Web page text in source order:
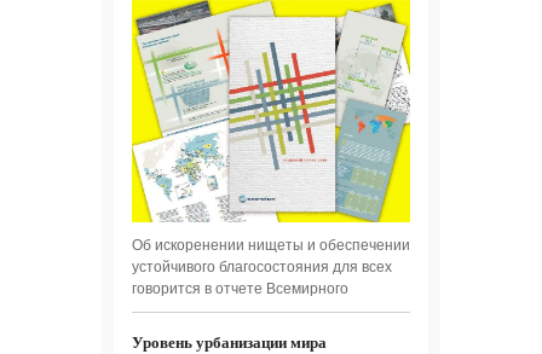
Об искоренении нищеты и обеспечении
устойчивого благосостояния для всех
говорится в отчете Всемирного
Уровень урбанизации мира